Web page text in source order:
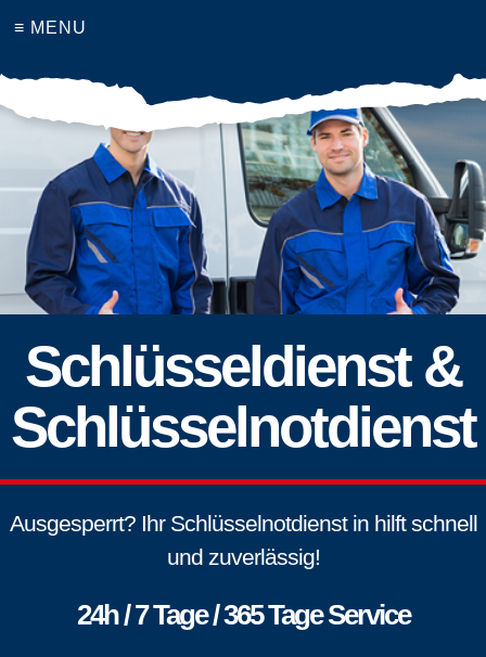
≡ MENU
Schlüsseldienst &
Schlüsselnotdienst
Ausgesperrt? Ihr Schlüsselnotdienst in hilft schnell
und zuverlässig!
24h / 7 Tage / 365 Tage Service